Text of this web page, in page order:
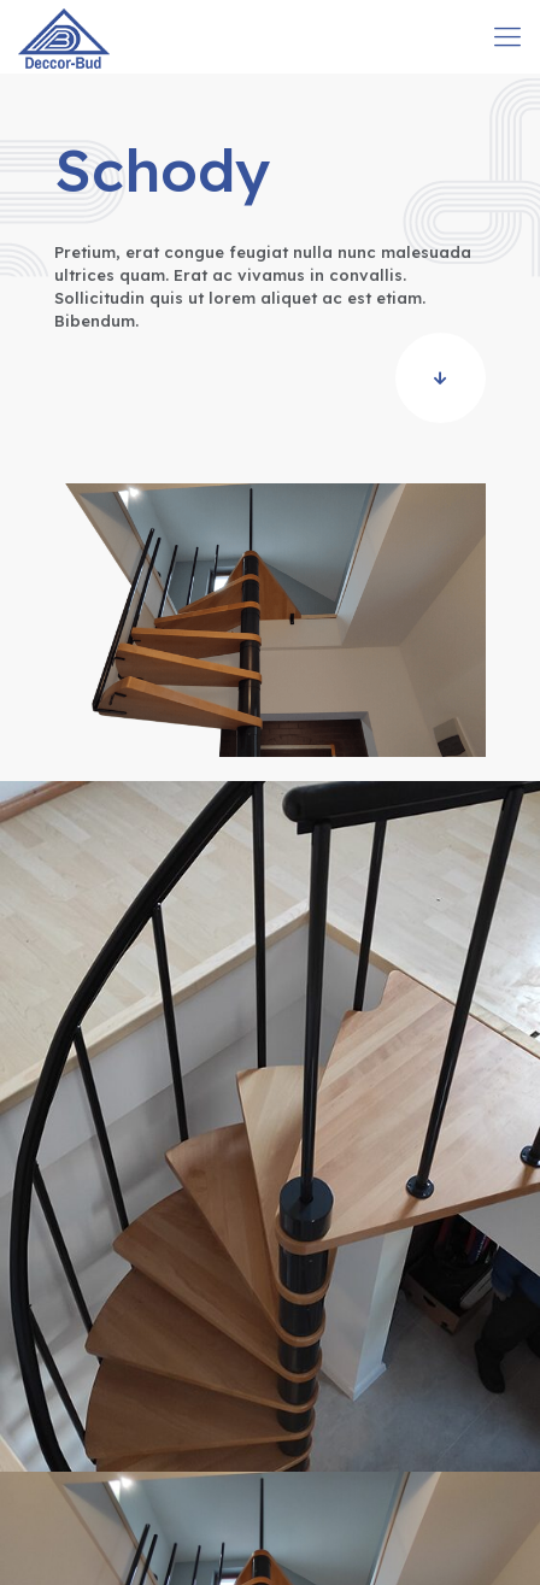
Schody
Pretium, erat congue feugiat nulla nunc malesuada
ultrices quam. Erat ac vivamus in convallis.
Sollicitudin quis ut lorem aliquet ac est etiam.
Bibendum.